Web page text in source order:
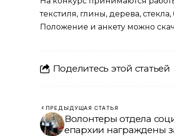
текстиля, глины, дерева,
Положение и анкету можно
Поделитесь этой статьей
ПРЕДЫДУЩАЯ СТАТЬЯ
Волонтеры отдела
епархии награждены